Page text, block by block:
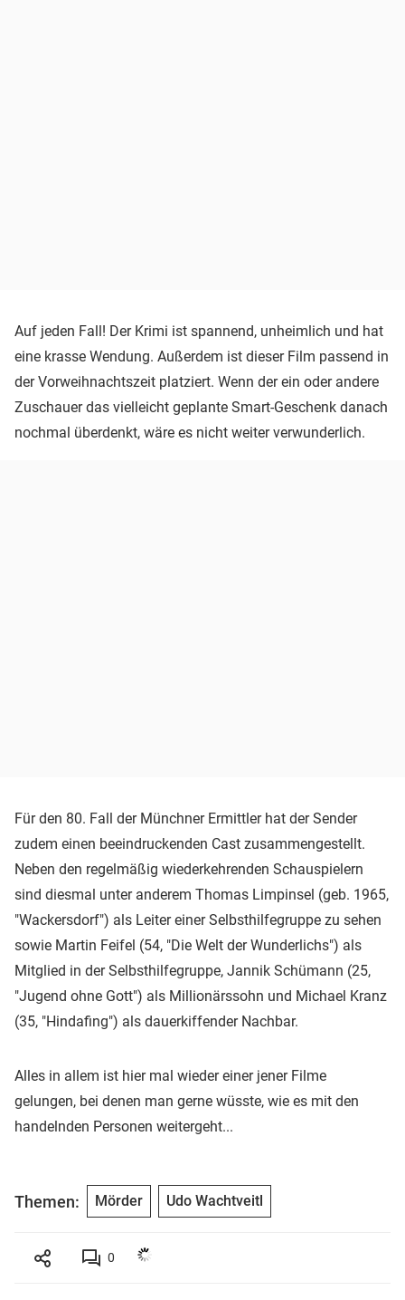
Auf jeden Fall! Der Krimi ist spannend, unheimlich und hat
eine krasse Wendung. Außerdem ist dieser Film passend in
der Vorweihnachtszeit platziert. Wenn der ein oder andere
Zuschauer das vielleicht geplante Smart-Geschenk danach
nochmal überdenkt, wäre es nicht weiter verwunderlich.
Für den 80. Fall der Münchner Ermittler hat der Sender
zudem einen beeindruckenden Cast zusammengestellt.
Neben den regelmäßig wiederkehrenden Schauspielern
sind diesmal unter anderem Thomas Limpinsel (geb. 1965,
"Wackersdorf") als Leiter einer Selbsthilfegruppe zu sehen
sowie Martin Feifel (54, "Die Welt der Wunderlichs") als
Mitglied in der Selbsthilfegruppe, Jannik Schümann (25,
"Jugend ohne Gott") als Millionärssohn und Michael Kranz
(35, "Hindafing") als dauerkiffender Nachbar.
Alles in allem ist hier mal wieder einer jener Filme
gelungen, bei denen man gerne wüsste, wie es mit den
handelnden Personen weitergeht...
Themen: Mörder Udo Wachtveitl
0